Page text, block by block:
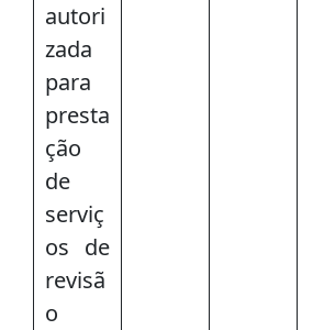
autori
zada
para
presta
ção
de
serviç
os de
revisã
o